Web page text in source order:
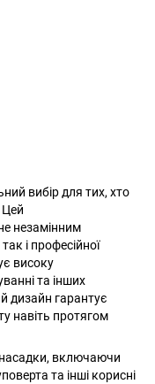
вибір для тих, хто
Цей
незамінним
і професійної
високу
та інших
дизайн гарантує
навіть протягом
включаючи
та інші корисні